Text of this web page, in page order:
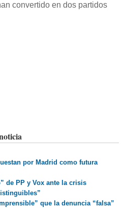
convertido en dos partidos
por Madrid como futura
de PP y Vox ante la crisis
que la denuncia “falsa”